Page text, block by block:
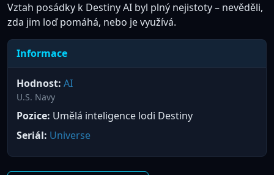
Vztah posádky k Destiny AI byl plný nejistoty – nevěděli,
zda jim loď pomáhá, nebo je využívá.
Informace
Hodnost: AI
U.S. Navy
Pozice: Umělá inteligence lodi Destiny
Seriál: Universe